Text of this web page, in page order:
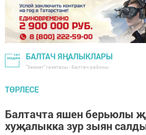
БАЛТАЧ ЯҢАЛЫКЛАРЫ
"Хезмәт" газетасы - Балтач районы
ТӨРЛЕСЕ
Балтачта яшен берьюлы
хуҗалыкка зур зыян